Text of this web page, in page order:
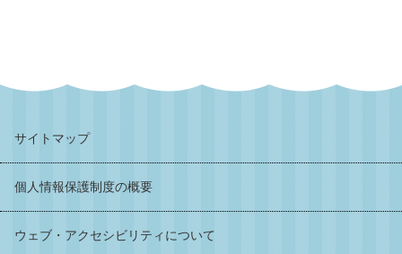
サイトマップ
個人情報保護制度の概要
ウェブ・アクセシビリティについて